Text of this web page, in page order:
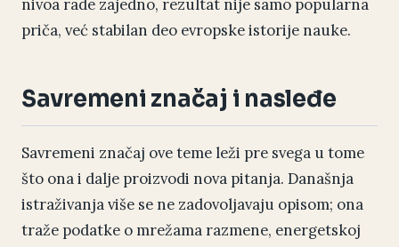
nivoa rade zajedno, rezultat nije samo popularna
priča, već stabilan deo evropske istorije nauke.
Savremeni značaj i nasleđe
Savremeni značaj ove teme leži pre svega u tome
što ona i dalje proizvodi nova pitanja. Današnja
istraživanja više se ne zadovoljavaju opisom; ona
traže podatke o mrežama razmene, energetskoj